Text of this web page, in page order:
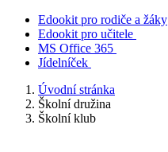
Edookit pro rodiče a žáky
Edookit pro učitele
MS Office 365
Jídelníček
Úvodní stránka
Školní družina
Školní klub